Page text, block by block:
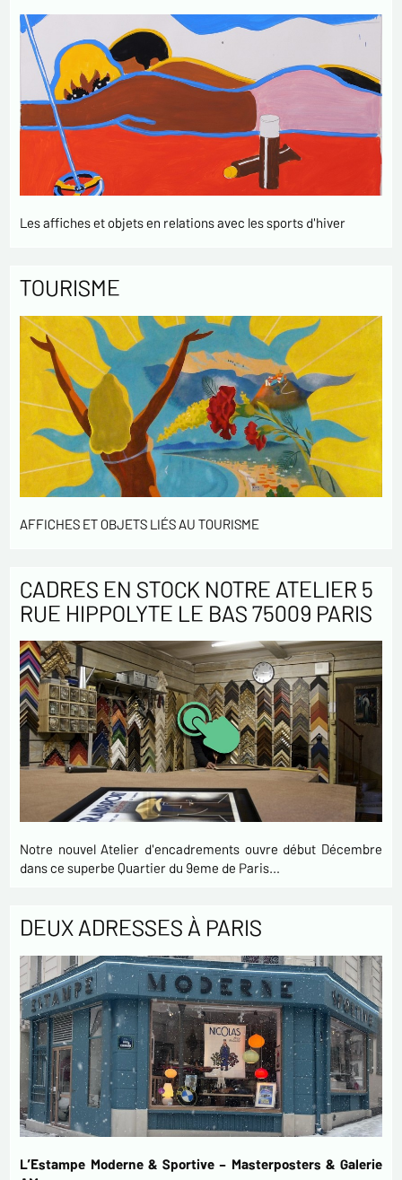
Les affiches et objets en relations avec les sports d'hiver
TOURISME
AFFICHES ET OBJETS LIÉS AU TOURISME
CADRES EN STOCK NOTRE ATELIER 5
RUE HIPPOLYTE LE BAS 75009 PARIS
Notre nouvel Atelier d'encadrements ouvre début Décembre
dans ce superbe Quartier du 9eme de Paris…
DEUX ADRESSES À PARIS
L’Estampe Moderne & Sportive – Masterposters & Galerie